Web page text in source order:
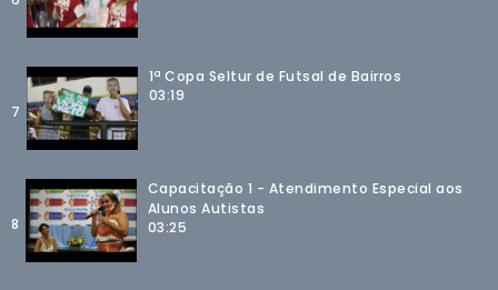
7
1ª Copa Seltur de Futsal de Bairros
03:19
8
Capacitação 1 - Atendimento Especial aos
Alunos Autistas
03:25